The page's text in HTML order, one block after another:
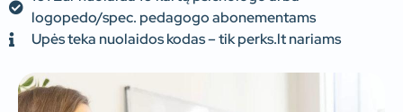
logopedo/spec. pedagogo abonementams
Upės teka nuolaidos kodas – tik perks.lt nariams